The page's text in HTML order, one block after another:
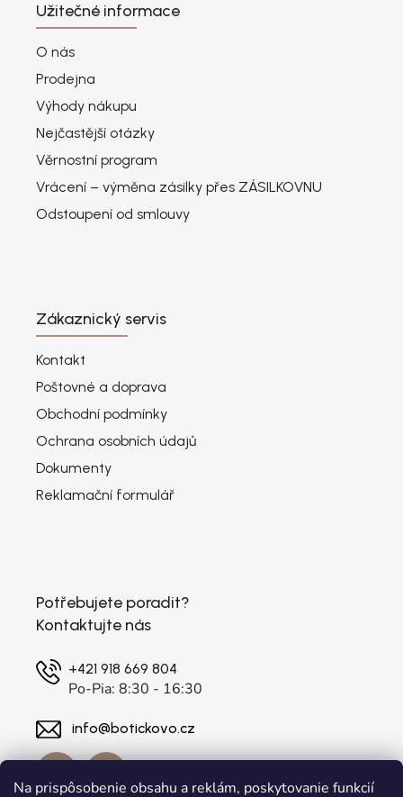
Na prispôsobenie obsahu a reklám, poskytovanie funkcií
Užitečné informace
O nás
Prodejna
Výhody nákupu
Nejčastější otázky
Věrnostní program
Vrácení – výměna zásilky přes ZÁSILKOVNU
Odstoupení od smlouvy
Zákaznický servis
Kontakt
Poštovné a doprava
Obchodní podmínky
Ochrana osobních údajů
Dokumenty
Reklamační formulář
Potřebujete poradit?
Kontaktujte nás
+421 918 669 804
Po-Pia: 8:30 - 16:30
info@botickovo.cz